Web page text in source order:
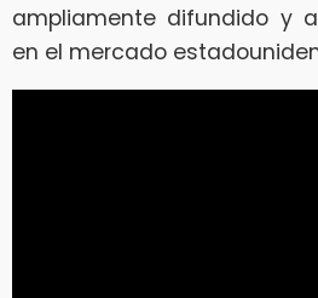
ampliamente difundido y
en el mercado